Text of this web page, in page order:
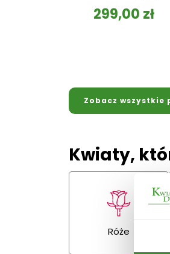
299,00 zł
Zobacz wszystkie
Kwiaty,
Róże